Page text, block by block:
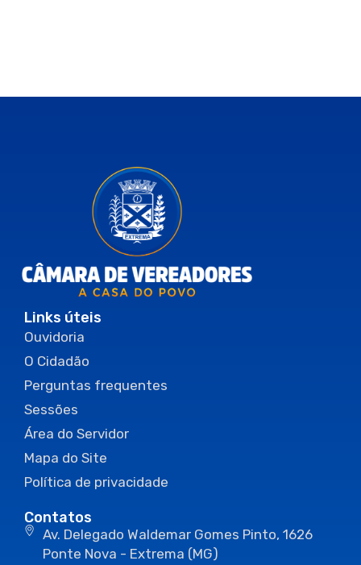
Links úteis
Ouvidoria
O Cidadão
Perguntas frequentes
Sessões
Área do Servidor
Mapa do Site
Política de privacidade
Contatos
Av. Delegado Waldemar Gomes Pinto, 1626
Ponte Nova - Extrema (MG)